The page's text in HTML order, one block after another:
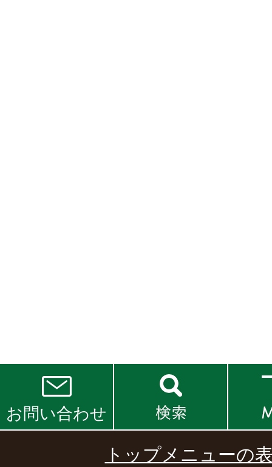
お問い合わせ
トップメニューの